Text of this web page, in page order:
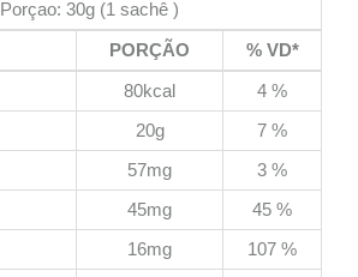
Porçao: 30g (1 sachê )
PORÇÃO
% VD*
80kcal
4 %
20g
7 %
57mg
3 %
45mg
45 %
16mg
107 %